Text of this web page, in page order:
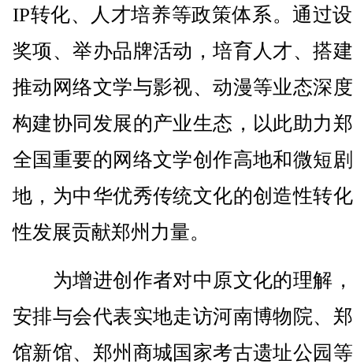
IP转化、人才培养等政策体系。通过
奖项、举办品牌活动，培育人才、搭
推动网络文学与影视、动漫等业态深
构建协同发展的产业生态，以此助力
全国重要的网络文学创作高地和微短
地，为中华优秀传统文化的创造性转
性发展贡献郑州力量。
为增进创作者对中原文化的理解
安排与会代表实地走访河南博物院、
馆新馆、郑州商城国家考古遗址公园